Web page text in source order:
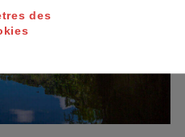
des